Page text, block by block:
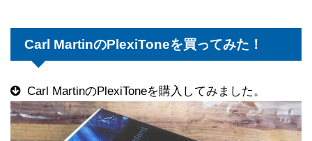
Carl MartinのPlexiToneを買ってみた！
Carl MartinのPlexiToneを購入してみました。